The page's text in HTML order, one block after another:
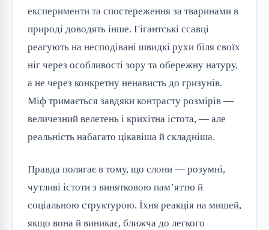
експерименти та спостереження за тваринами в
природі доводять інше. Гігантські ссавці
реагують на несподівані швидкі рухи біля своїх
ніг через особливості зору та обережну натуру,
а не через конкретну ненависть до гризунів.
Міф тримається завдяки контрасту розмірів —
величезний велетень і крихітна істота, — але
реальність набагато цікавіша й складніша.
Правда полягає в тому, що слони — розумні,
чутливі істоти з винятковою пам’яттю й
соціальною структурою. Їхня реакція на мишей,
якщо вона й виникає, ближча до легкого